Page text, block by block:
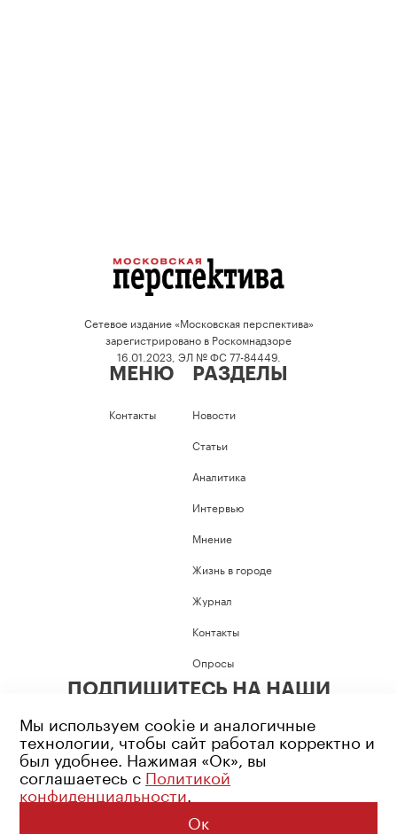
Сетевое издание «Московская перспектива»
зарегистрировано в Роскомнадзоре
16.01.2023, ЭЛ № ФС 77-84449.
МЕНЮ
Контакты
РАЗДЕЛЫ
Новости
Статьи
Аналитика
Интервью
Мнение
Жизнь в городе
Журнал
Контакты
Опросы
ПОДПИШИТЕСЬ НА НАШИ
Возрастное ограничение: 16+
Политика конфиденциальности
Мы используем cookie и аналогичные
технологии, чтобы сайт работал корректно и
был удобнее. Нажимая «Ок», вы
соглашаетесь с Политикой
конфиденциальности.
Ок